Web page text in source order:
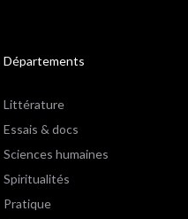
Départements
Littérature
Essais & docs
Sciences humaines
Spiritualités
Pratique